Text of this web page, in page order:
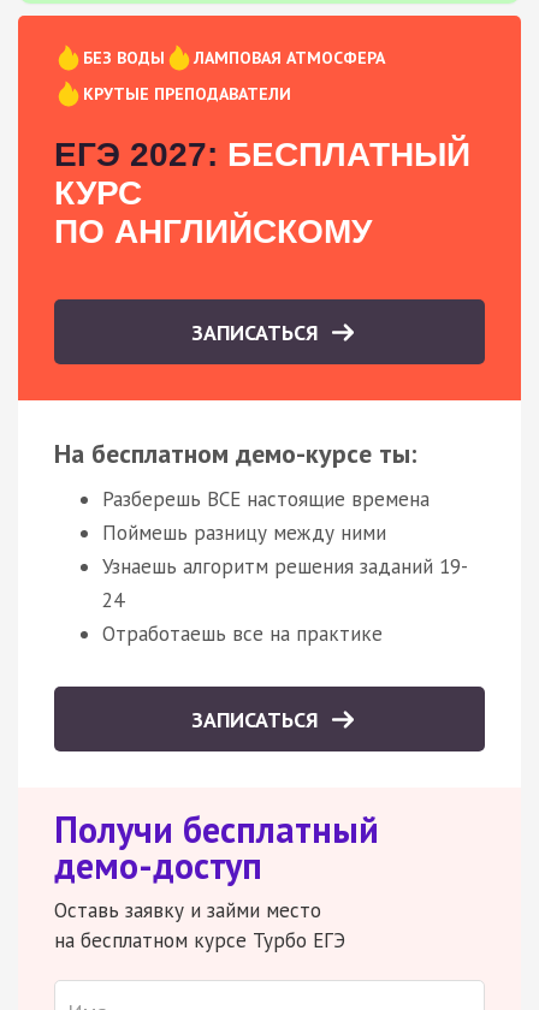
БЕЗ ВОДЫ
ЛАМПОВАЯ АТМОСФЕРА
КРУТЫЕ ПРЕПОДАВАТЕЛИ
ЕГЭ 2027: БЕСПЛАТНЫЙ
КУРС
ПО АНГЛИЙСКОМУ
ЗАПИСАТЬСЯ
На бесплатном демо-курсе ты:
Разберешь ВСЕ настоящие времена
Поймешь разницу между ними
Узнаешь алгоритм решения заданий 19-
24
Отработаешь все на практике
ЗАПИСАТЬСЯ
Получи бесплатный
демо-доступ
Оставь заявку и займи место
на бесплатном курсе Турбо ЕГЭ